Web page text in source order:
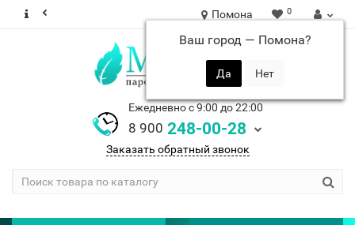
Помона
Ваш город — Помона?
0
Ежедневно с 9:00 до 22:00
8 900 248-00-28
Заказать обратный звонок